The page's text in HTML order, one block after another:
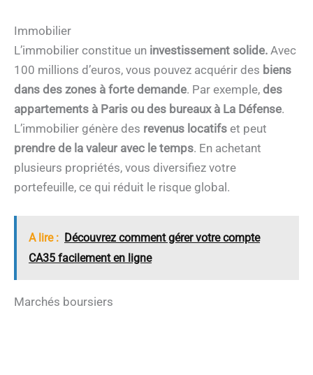
Immobilier
L’immobilier constitue un investissement solide. Avec
100 millions d’euros, vous pouvez acquérir des biens
dans des zones à forte demande. Par exemple, des
appartements à Paris ou des bureaux à La Défense.
L’immobilier génère des revenus locatifs et peut
prendre de la valeur avec le temps. En achetant
plusieurs propriétés, vous diversifiez votre
portefeuille, ce qui réduit le risque global.
A lire : Découvrez comment gérer votre compte
CA35 facilement en ligne
Marchés boursiers